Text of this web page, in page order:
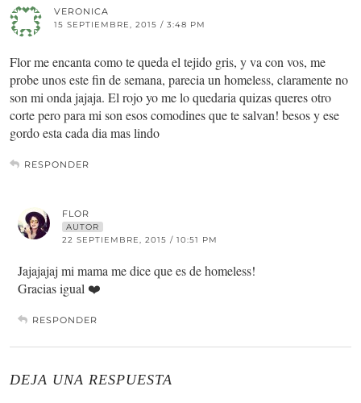
VERONICA
15 SEPTIEMBRE, 2015 / 3:48 PM
Flor me encanta como te queda el tejido gris, y va con vos, me
probe unos este fin de semana, parecia un homeless, claramente no
son mi onda jajaja. El rojo yo me lo quedaria quizas queres otro
corte pero para mi son esos comodines que te salvan! besos y ese
gordo esta cada dia mas lindo
RESPONDER
FLOR
AUTOR
22 SEPTIEMBRE, 2015 / 10:51 PM
Jajajajaj mi mama me dice que es de homeless!
Gracias igual ❤️
RESPONDER
DEJA UNA RESPUESTA